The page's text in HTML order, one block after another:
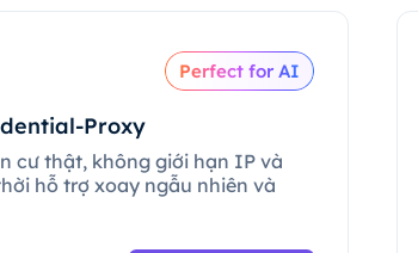
Perfect for AI
Proxy
cư thật, không giới hạn IP và
hỗ trợ xoay ngẫu nhiên và